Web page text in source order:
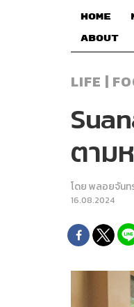
HOME
ABOUT
LIFE |
ตาม
โดยพลอยจันท
16.08.2024